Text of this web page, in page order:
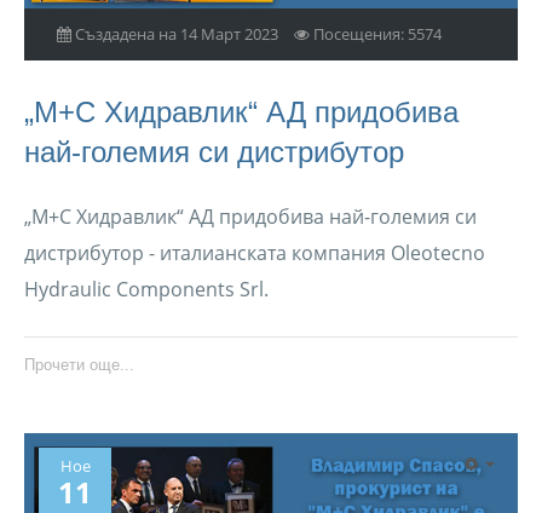
Създадена на 14 Март 2023 Посещения: 5574
„М+С Хидравлик“ АД придобива
най-големия си дистрибутор
„М+С Хидравлик“ АД придобива най-големия си
дистрибутор - италианската компания Oleotecno
Hydraulic Components Srl.
Прочети още...
Ное
11